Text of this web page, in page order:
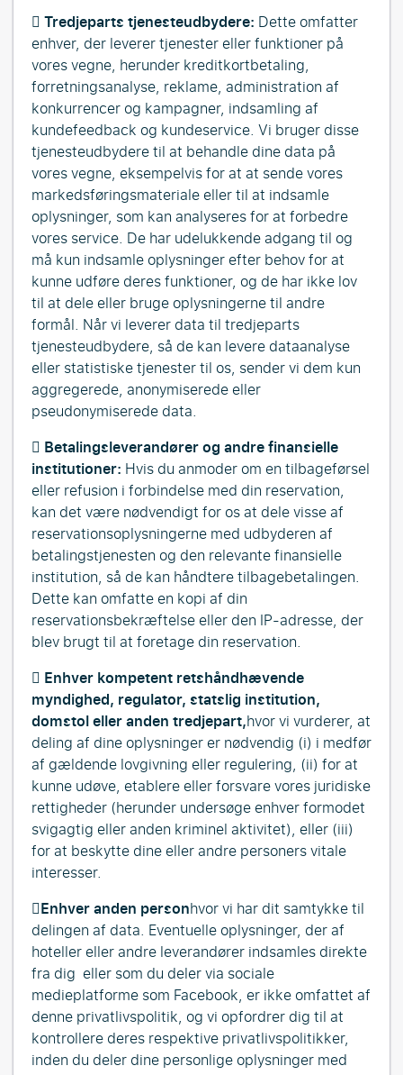
 Tredjeparts tjenesteudbydere: Dette omfatter
enhver, der leverer tjenester eller funktioner på
vores vegne, herunder kreditkortbetaling,
forretningsanalyse, reklame, administration af
konkurrencer og kampagner, indsamling af
kundefeedback og kundeservice. Vi bruger disse
tjenesteudbydere til at behandle dine data på
vores vegne, eksempelvis for at at sende vores
markedsføringsmateriale eller til at indsamle
oplysninger, som kan analyseres for at forbedre
vores service. De har udelukkende adgang til og
må kun indsamle oplysninger efter behov for at
kunne udføre deres funktioner, og de har ikke lov
til at dele eller bruge oplysningerne til andre
formål. Når vi leverer data til tredjeparts
tjenesteudbydere, så de kan levere dataanalyse
eller statistiske tjenester til os, sender vi dem kun
aggregerede, anonymiserede eller
pseudonymiserede data.
 Betalingsleverandører og andre finansielle
institutioner: Hvis du anmoder om en tilbageførsel
eller refusion i forbindelse med din reservation,
kan det være nødvendigt for os at dele visse af
reservationsoplysningerne med udbyderen af
betalingstjenesten og den relevante finansielle
institution, så de kan håndtere tilbagebetalingen.
Dette kan omfatte en kopi af din
reservationsbekræftelse eller den IP-adresse, der
blev brugt til at foretage din reservation.
 Enhver kompetent retshåndhævende
myndighed, regulator, statslig institution,
domstol eller anden tredjepart,hvor vi vurderer, at
deling af dine oplysninger er nødvendig (i) i medfør
af gældende lovgivning eller regulering, (ii) for at
kunne udøve, etablere eller forsvare vores juridiske
rettigheder (herunder undersøge enhver formodet
svigagtig eller anden kriminel aktivitet), eller (iii)
for at beskytte dine eller andre personers vitale
interesser.
Enhver anden personhvor vi har dit samtykke til
delingen af data. Eventuelle oplysninger, der af
hoteller eller andre leverandører indsamles direkte
fra dig eller som du deler via sociale
medieplatforme som Facebook, er ikke omfattet af
denne privatlivspolitik, og vi opfordrer dig til at
kontrollere deres respektive privatlivspolitikker,
inden du deler dine personlige oplysninger med